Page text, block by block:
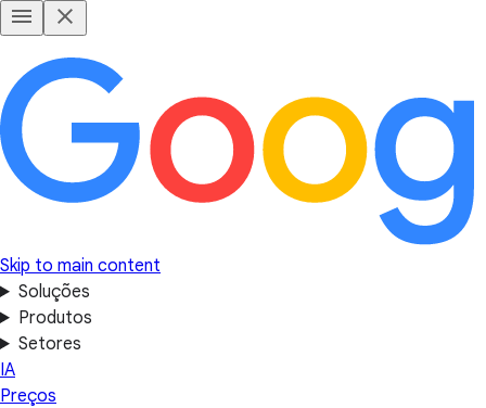
Skip to main content
Soluções
Produtos
Setores
IA
Preços